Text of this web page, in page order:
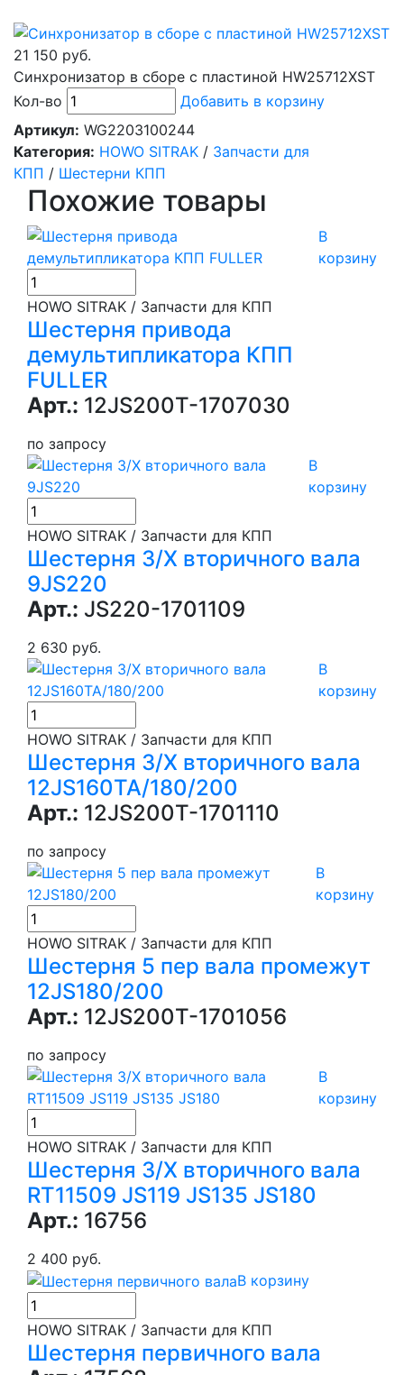
21 150 руб.
Синхронизатор в сборе с пластиной HW25712XST
Кол-во
Добавить в корзину
Артикул: WG2203100244
Категория: HOWO SITRAK / Запчасти для
КПП / Шестерни КПП
Похожие товары
В
корзину
HOWO SITRAK / Запчасти для КПП
Шестерня привода
демультипликатора КПП
FULLER
Арт.: 12JS200T-1707030
по запросу
В
корзину
HOWO SITRAK / Запчасти для КПП
Шестерня З/Х вторичного вала
9JS220
Арт.: JS220-1701109
2 630 руб.
В
корзину
HOWO SITRAK / Запчасти для КПП
Шестерня З/Х вторичного вала
12JS160TA/180/200
Арт.: 12JS200T-1701110
по запросу
В
корзину
HOWO SITRAK / Запчасти для КПП
Шестерня 5 пер вала промежут
12JS180/200
Арт.: 12JS200T-1701056
по запросу
В
корзину
HOWO SITRAK / Запчасти для КПП
Шестерня З/Х вторичного вала
RT11509 JS119 JS135 JS180
Арт.: 16756
2 400 руб.
В корзину
HOWO SITRAK / Запчасти для КПП
Шестерня первичного вала